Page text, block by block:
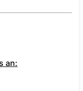
an: